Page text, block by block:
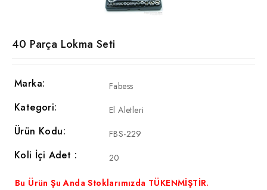
40 Parça Lokma Seti
Marka: Fabess
Kategori: El Aletleri
Ürün Kodu: FBS-229
Koli İçi Adet : 20
Bu Ürün Şu Anda Stoklarımızda TÜKENMİŞTİR.